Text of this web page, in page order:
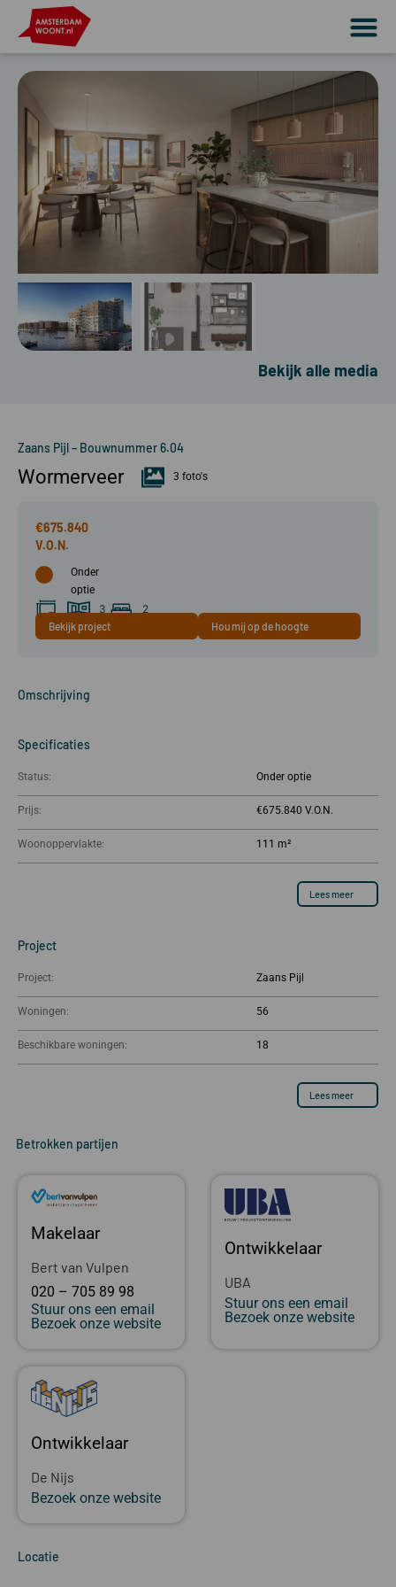
Bekijk alle media
Zaans Pijl – Bouwnummer 6.04
Wormerveer 3 foto's
€675.840
Onder
optie
111 m²
3
kamer(s)
2
Bekijk project Hou mij op de hoogte
Omschrijving
Specificaties
Status: Onder optie
Prijs: €675.840
Woonoppervlakte: 111 m²
Lees meer
Project
Project: Zaans Pijl
Woningen: 56
Beschikbare woningen: 18
Lees meer
Betrokken partijen
Makelaar
Bert van Vulpen
020 – 705 89 98
Stuur ons een email
Bezoek onze website
Ontwikkelaar
UBA
Stuur ons een email
Bezoek onze website
Ontwikkelaar
De Nijs
Bezoek onze website
Locatie